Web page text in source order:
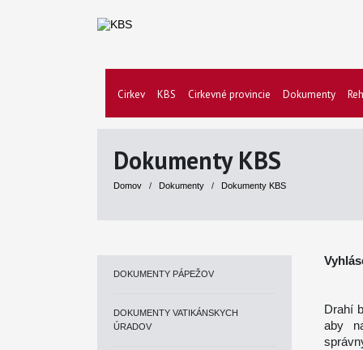
Cirkev KBS Cirkevné provincie Dokumenty
Dokumenty KBS
Domov / Dokumenty / Dokumenty KBS
DOKUMENTY PÁPEŽOV
DOKUMENTY VATIKÁNSKYCH
ÚRADOV
Drahí
aby